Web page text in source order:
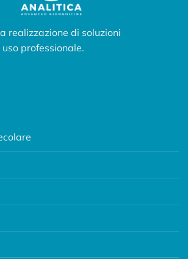
realizzazione di soluzioni
professionale.